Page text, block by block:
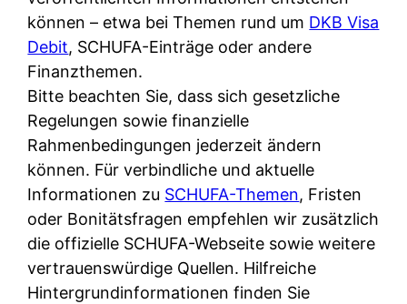
k
a
r
t
e
n
M
I
R
?
n
o
u
w
i
a
m
p
r
i
v
a
t
e
n
K
ü
können – etwa bei Themen rund um DKB Visa
Debit, SCHUFA-Einträge oder andere
Finanzthemen.
Bitte beachten Sie, dass sich gesetzliche
Regelungen sowie finanzielle
Rahmenbedingungen jederzeit ändern
können. Für verbindliche und aktuelle
Informationen zu SCHUFA-Themen, Fristen
oder Bonitätsfragen empfehlen wir zusätzlich
die offizielle SCHUFA-Webseite sowie weitere
vertrauenswürdige Quellen. Hilfreiche
Hintergrundinformationen finden Sie